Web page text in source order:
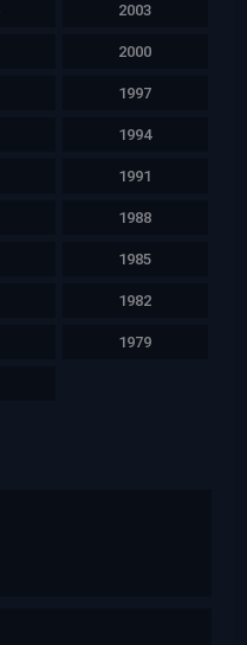
2003
2000
1997
1994
1991
1988
1985
1982
1979